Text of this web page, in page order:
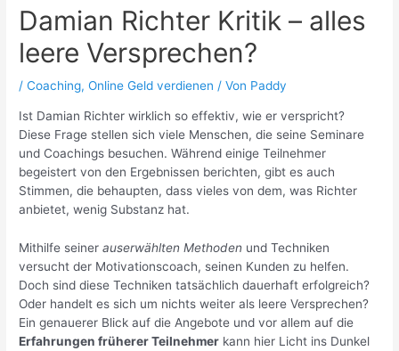
Damian Richter Kritik – alles
leere Versprechen?
/Coaching,Online Geld verdienen / Von Paddy
Ist Damian Richter wirklich so effektiv, wie er verspricht?
Diese Frage stellen sich viele Menschen, die seine Seminare
und Coachings besuchen. Während einige Teilnehmer
begeistert von den Ergebnissen berichten, gibt es auch
Stimmen, die behaupten, dass vieles von dem, was Richter
anbietet, wenig Substanz hat.
Mithilfe seinerauserwählten Methoden und Techniken
versucht der Motivationscoach, seinen Kunden zu helfen.
Doch sind diese Techniken tatsächlich dauerhaft erfolgreich?
Oder handelt es sich um nichts weiter als leere Versprechen?
Ein genauerer Blick auf die Angebote und vor allem auf die
Erfahrungen früherer Teilnehmer kann hier Licht ins Dunkel